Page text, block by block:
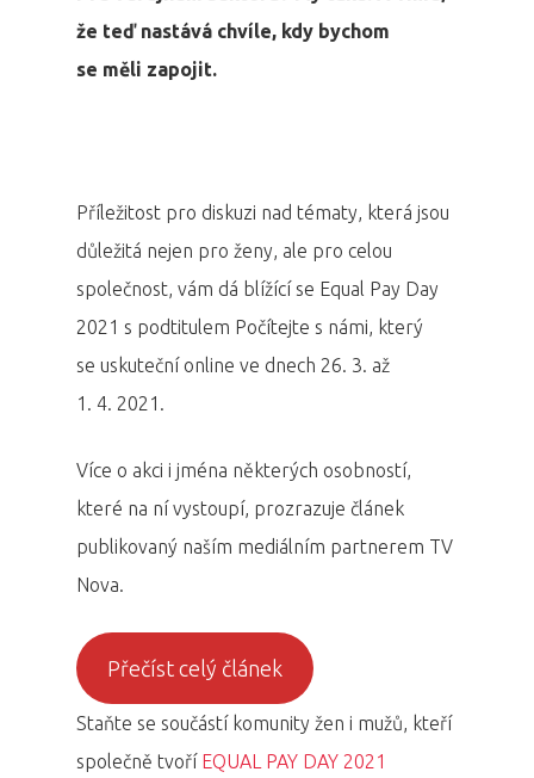
že teď nastává chvíle, kdy bychom
se měli zapojit.
Příležitost pro diskuzi nad tématy, která jsou
důležitá nejen pro ženy, ale pro celou
společnost, vám dá blížící se Equal Pay Day
2021 s podtitulem Počítejte s námi, který
se uskuteční online ve dnech 26. 3. až
1. 4. 2021.
Více o akci i jména některých osobností,
které na ní vystoupí, prozrazuje článek
publikovaný naším mediálním partnerem TV
Nova.
Přečíst celý článek
Staňte se součástí komunity žen i mužů, kteří
společně tvoří EQUAL PAY DAY 2021